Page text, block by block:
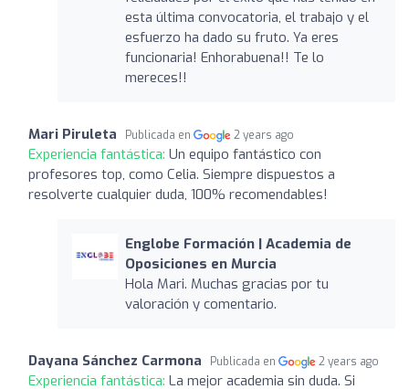
esta última convocatoria, el trabajo y el
esfuerzo ha dado su fruto. Ya eres
funcionaria! Enhorabuena!! Te lo
mereces!!
Mari Piruleta Publicada en 2 years ago
Experiencia fantástica: Un equipo fantástico con
profesores top, como Celia. Siempre dispuestos a
resolverte cualquier duda, 100% recomendables!
Englobe Formación | Academia de
Oposiciones en Murcia
Hola Mari. Muchas gracias por tu
valoración y comentario.
Dayana Sánchez Carmona Publicada en 2 years ago
Experiencia fantástica: La mejor academia sin duda. Si